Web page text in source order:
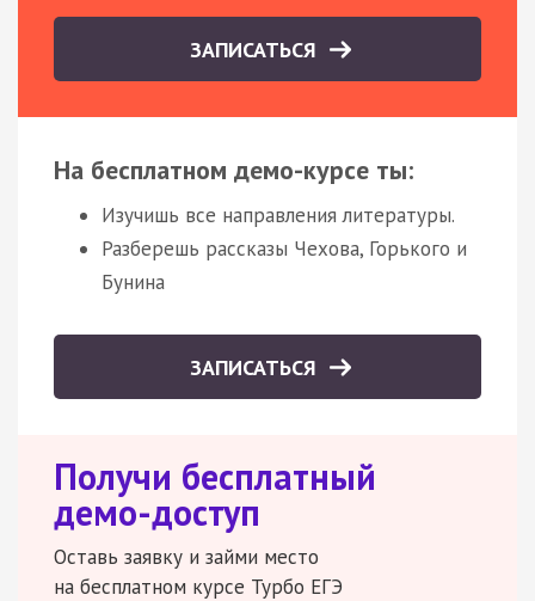
ЗАПИСАТЬСЯ
На бесплатном демо-курсе ты:
Изучишь все направления литературы.
Разберешь рассказы Чехова, Горького и
Бунина
ЗАПИСАТЬСЯ
Получи бесплатный
демо-доступ
Оставь заявку и займи место
на бесплатном курсе Турбо ЕГЭ